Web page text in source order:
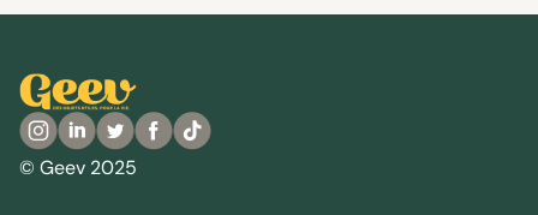
© Geev 2025